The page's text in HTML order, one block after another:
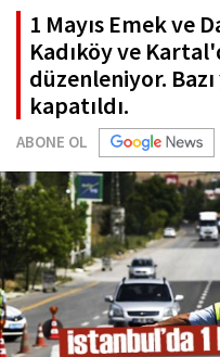
1 Mayıs Emek ve
Kadıköy ve
düzenleniyor.
kapatıldı.
ABONE OL